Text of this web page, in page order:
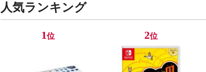
人気ランキング
1位 2位